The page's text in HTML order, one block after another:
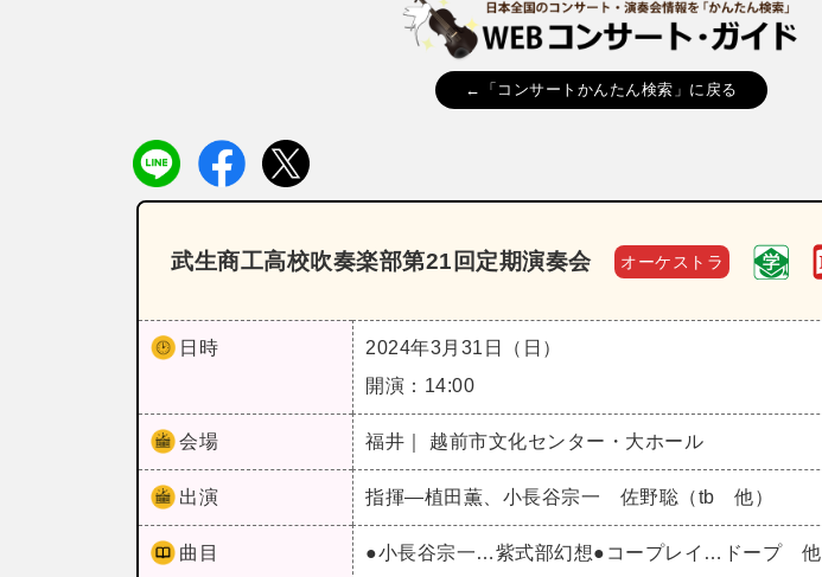
←「コンサートかんたん検索」に戻る
武生商工高校吹奏楽部第21回定期演奏会 オーケストラ
日時
2024年3月31日（日）
開演：14:00
会場 福井｜ 越前市文化センター・大ホール
出演 指揮―植田薫、小長谷宗一 佐野聡（tb 他）
曲目 ●小長谷宗一…紫式部幻想●コープレイ…ドープ 他